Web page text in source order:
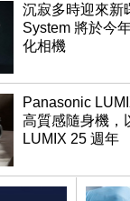
沉寂多時迎來新
System 將於今
化相機
Panasonic
高質感隨身機，
LUMIX 25 週年